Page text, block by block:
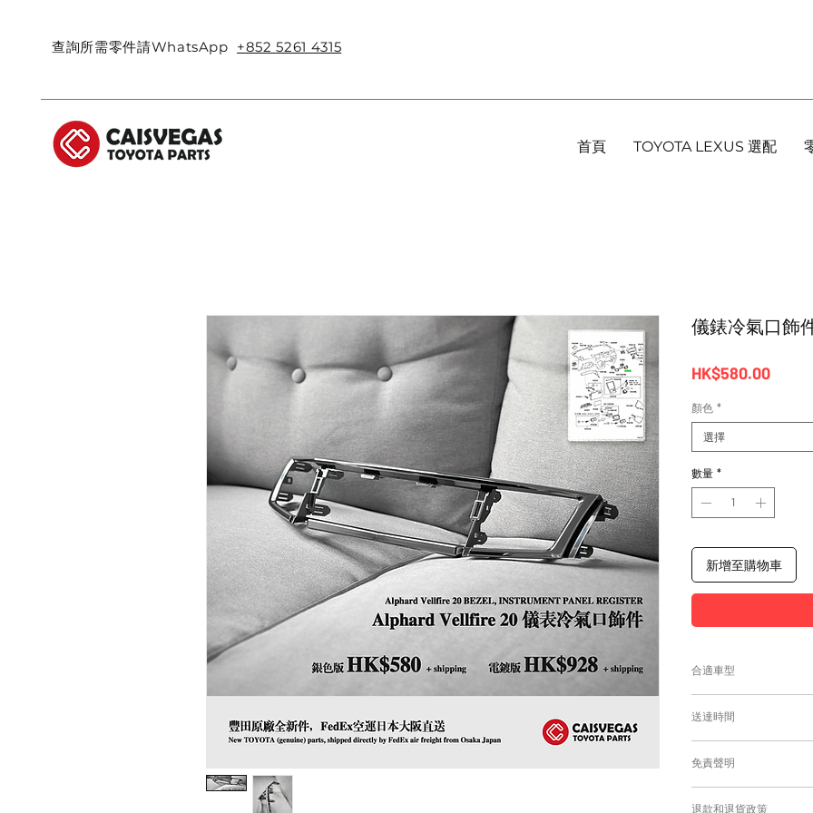
查詢所需零件請WhatsApp +852 5261 4315
首頁 TOYOTA LEXUS 選配
儀錶冷氣口飾
HK$580.00價
顏色 *
選擇
數量 *
新增至購物車
合適車型
為匹配合適的零
送達時間
零件均從車廠或供應
需時感謝您的耐心等
免責聲明
退款和退貨政策